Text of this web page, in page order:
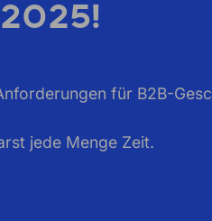
für B2B-
jede Menge Zeit.